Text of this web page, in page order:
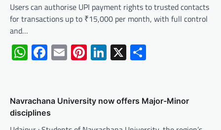
Users can authorise UPI payment rights to trusted contacts
for transactions up to ₹15,000 per month, with full control
and…
WhatsApp
Facebook
EmailPinterest
LinkedIn
X
Navrachana University now offers Major-Minor
disciplines